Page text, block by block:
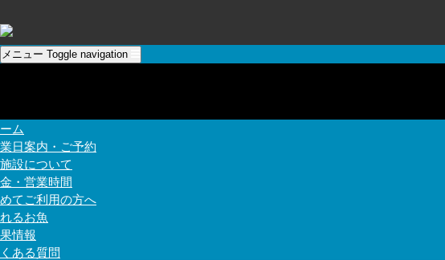
メニュー Toggle navigation
ム
日案内・ご予約
設について
・営業時間
てご利用の方へ
るお魚
情報
ある質問